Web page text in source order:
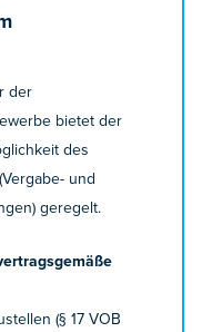
der
bietet der
des
(Vergabe- und
geregelt.
(§ 17 VOB